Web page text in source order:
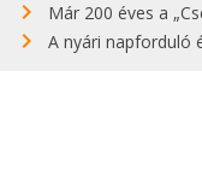
Már 200 éves a
A nyári napforduló